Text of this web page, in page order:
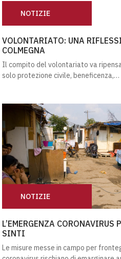
VOLONTARIATO: UNA
NOTIZIE
VOLONTARIATO: UNA
COLMEGNA
Il compito del volontariato va
solo protezione civile, beneficenza,…
NOTIZIE
L’EMERGENZA CORONAVIRUS
SINTI
Le misure messe in campo per